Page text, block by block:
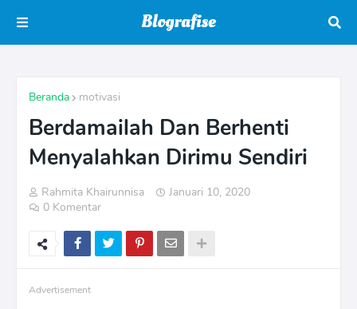
Beranda motivasi
Berdamailah Dan Berhenti
Menyalahkan Dirimu Sendiri
Rahmita Khairunnisa
Januari 10, 2020
0 Komentar
Advertisement